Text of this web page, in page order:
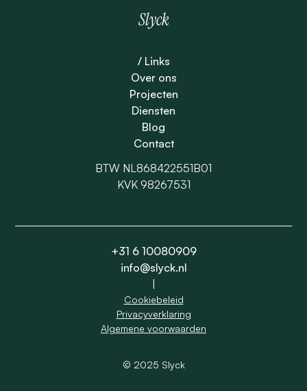
Slyck
/ Links
Over ons
Projecten
Diensten
Blog
Contact
BTW NL868422551B01
KVK 98267531
© 2025 Slyck
+31 6 10080909
info@slyck.nl
Cookiebeleid
Privacyverklaring
Algemene voorwaarden